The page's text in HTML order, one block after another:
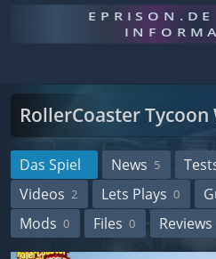
RollerCoaster Tycoon
Das Spiel News 5
Videos 2 Lets Plays 0
Mods 0 Files 0 Reviews